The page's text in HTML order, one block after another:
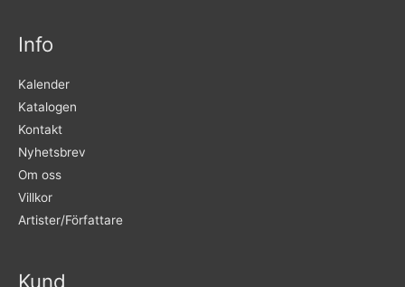
Info
Kalender
Katalogen
Kontakt
Nyhetsbrev
Om oss
Villkor
Artister/Författare
Kund